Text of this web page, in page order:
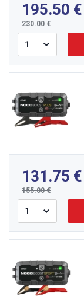
195.50
230.00
131.75
155.00